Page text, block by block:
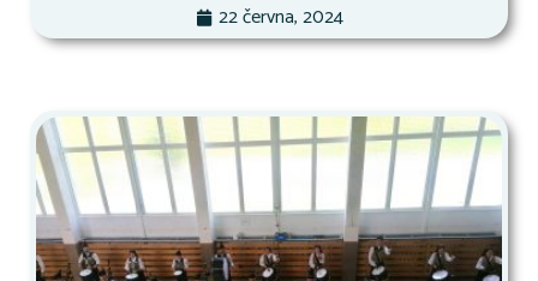
22 června, 2024